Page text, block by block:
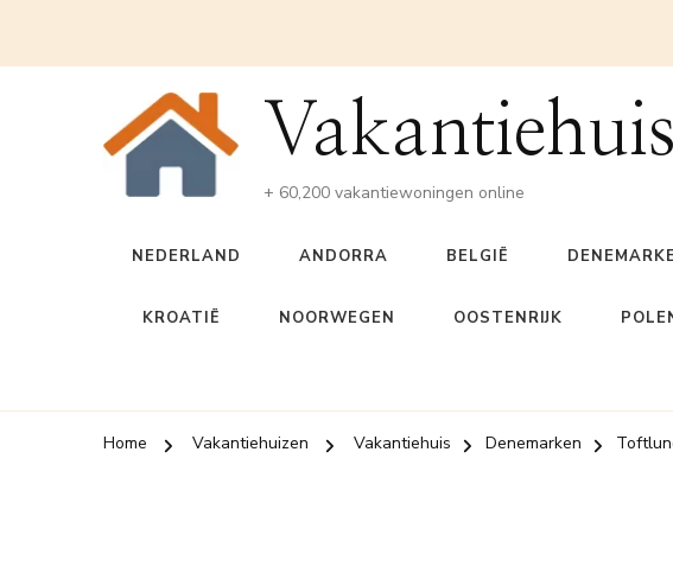
+ 60,200 vakantiewoningen online
NEDERLAND ANDORRA BELGIË
KROATIË NOORWEGEN OOSTENRIJK
Home Vakantiehuizen Vakantiehuis Denemarken